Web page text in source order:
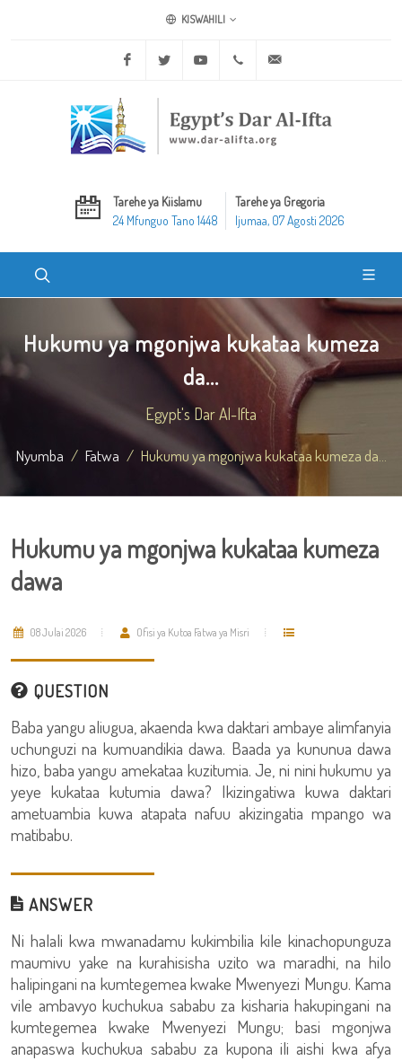
KISWAHILI
Facebook Twitter Youtube +20 2 25970400
Tarehe ya Kiislamu
24 Mfunguo Tano 1448
Tarehe ya Gregoria
Ijumaa, 07 Agosti 2026
Hukumu ya mgonjwa kukataa kumeza
da...
Egypt's Dar Al-Ifta
Nyumba Fatwa Hukumu ya mgonjwa kukataa kumeza da...
Hukumu ya mgonjwa kukataa kumeza
dawa
08 Julai 2026 Ofisi ya Kutoa Fatwa ya Misri
QUESTION
Baba yangu aliugua, akaenda kwa daktari ambaye alimfanyia
uchunguzi na kumuandikia dawa. Baada ya kununua dawa
hizo, baba yangu amekataa kuzitumia. Je, ni nini hukumu ya
yeye kukataa kutumia dawa? Ikizingatiwa kuwa daktari
ametuambia kuwa atapata nafuu akizingatia mpango wa
matibabu.
ANSWER
Ni halali kwa mwanadamu kukimbilia kile kinachopunguza
maumivu yake na kurahisisha uzito wa maradhi, na hilo
halipingani na kumtegemea kwake Mwenyezi Mungu. Kama
vile ambavyo kuchukua sababu za kisharia hakupingani na
kumtegemea kwake Mwenyezi Mungu; basi mgonjwa
anapaswa kuchukua sababu za kupona ili aishi kwa afya